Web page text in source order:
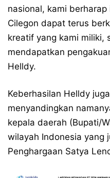
nasional, kami
Cilegon dapat terus
kreatif yang kami miliki,
mendapatkan
Helldy.
Keberhasilan Helldy
menyandingkan
kepala daerah (Bupati/
wilayah Indonesia yang
Penghargaan Satya